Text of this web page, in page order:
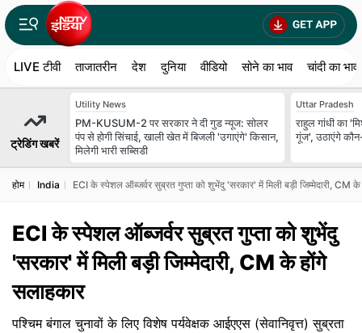
LIVE टीवी ताजातरीन देश दुनिया वीडियो सोने का भाव चांदी का भाव
ट्रेडिंग खबरें
Utility News
PM-KUSUM-2 पर सरकार ने दी गुड न्‍यूज: सोलर
पंप से होगी सिंचाई, खाली खेत में बिजली 'उगाएंगे' किसान,
मिलेगी भारी सब्सिडी
Uttar Pradesh
राहुल गांधी का
गूंज', उठाएंगे
होम India ECI के स्पेशल ऑब्जर्वर सुब्रत गुप्ता को शुभेंदु 'सरकार' में मिली बड़ी जिम्मेदारी, CM के
ECI के स्पेशल ऑब्जर्वर सुब्रत गुप्ता को शुभेंदु
'सरकार' में मिली बड़ी जिम्मेदारी, CM के होंगे
सलाहकार
पश्चिम बंगाल चुनावों के लिए विशेष पर्यवेक्षक आईएएस (सेवानिवृत्त) सुब्रता